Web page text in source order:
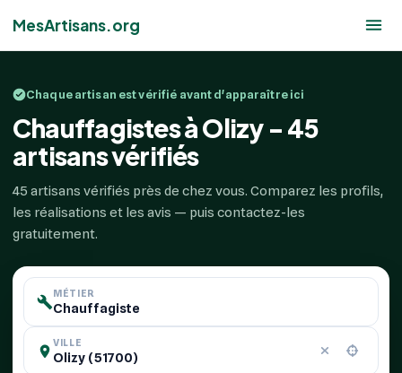
MesArtisans.org
Chaque artisan est vérifié avant d'apparaître ici
Chauffagistes à Olizy - 45
artisans vérifiés
45 artisans vérifiés près de chez vous. Comparez les profils,
les réalisations et les avis — puis contactez-les
gratuitement.
MÉTIER
VILLE